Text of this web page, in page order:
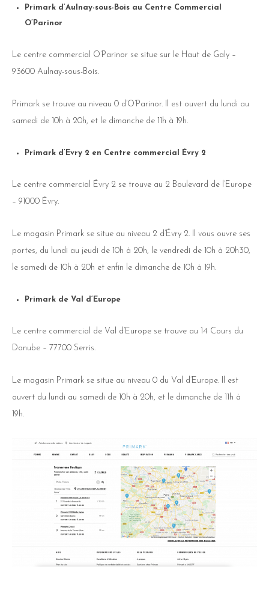
Primark d’Aulnay-sous-Bois au Centre Commercial
O’Parinor
Le centre commercial O’Parinor se situe sur le Haut de Galy –
93600 Aulnay-sous-Bois.
Primark se trouve au niveau 0 d’O’Parinor. Il est ouvert du lundi au
samedi de 10h à 20h, et le dimanche de 11h à 19h.
Primark d’Evry 2 en Centre commercial Évry 2
Le centre commercial Évry 2 se trouve au 2 Boulevard de l’Europe
– 91000 Évry.
Le magasin Primark se situe au niveau 2 d’Évry 2. Il vous ouvre ses
portes, du lundi au jeudi de 10h à 20h, le vendredi de 10h à 20h30,
le samedi de 10h à 20h et enfin le dimanche de 10h à 19h.
Primark de Val d’Europe
Le centre commercial de Val d’Europe se trouve au 14 Cours du
Danube – 77700 Serris.
Le magasin Primark se situe au niveau 0 du Val d’Europe. Il est
ouvert du lundi au samedi de 10h à 20h, et le dimanche de 11h à
19h.